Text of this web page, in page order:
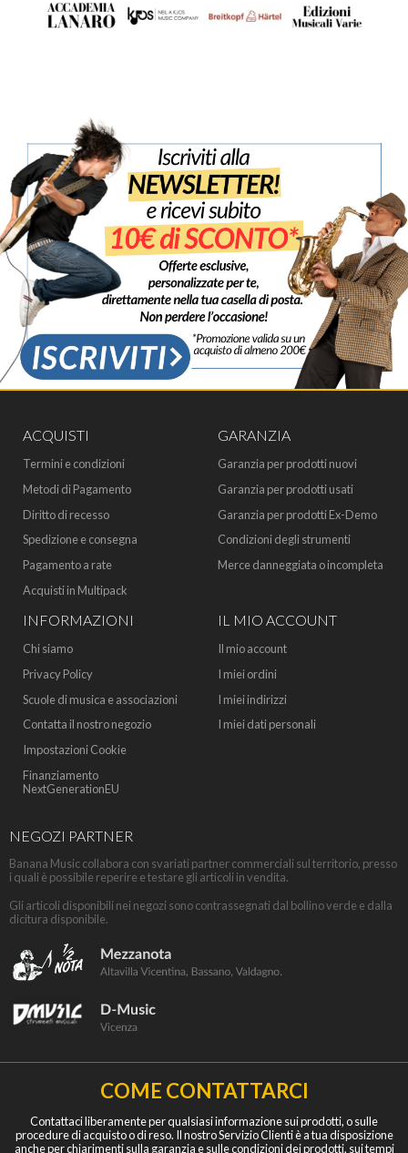
ACQUISTI
Termini e condizioni
Metodi di Pagamento
Diritto di recesso
Spedizione e consegna
Pagamento a rate
Acquisti in Multipack
GARANZIA
Garanzia per prodotti nuovi
Garanzia per prodotti usati
Garanzia per prodotti Ex-Demo
Condizioni degli strumenti
Merce danneggiata o incompleta
INFORMAZIONI
Chi siamo
Privacy Policy
Scuole di musica e associazioni
Contatta il nostro negozio
Impostazioni Cookie
Finanziamento
NextGenerationEU
IL MIO ACCOUNT
Il mio account
I miei ordini
I miei indirizzi
I miei dati personali
NEGOZI PARTNER
Banana Music collabora con svariati partner commerciali sul territorio, presso
i quali è possibile reperire e testare gli articoli in vendita.
Gli articoli disponibili nei negozi sono contrassegnati dal bollino verde e dalla
dicitura disponibile.
COME CONTATTARCI
Contattaci liberamente per qualsiasi informazione sui prodotti, o sulle
procedure di acquisto o di reso. Il nostro Servizio Clienti è a tua disposizione
anche per chiarimenti sulla garanzia e sulle condizioni dei prodotti, sui tempi